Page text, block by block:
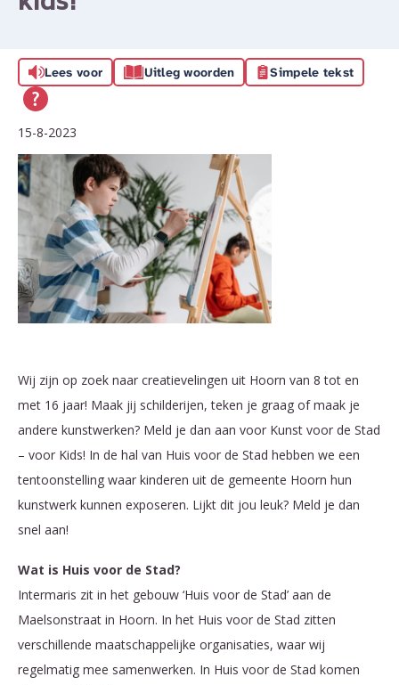
Lees voor Uitleg woorden Simpele tekst
15-8-2023
Wij zijn op zoek naar creatievelingen uit Hoorn van 8 tot en
met 16 jaar! Maak jij schilderijen, teken je graag of maak je
andere kunstwerken? Meld je dan aan voor Kunst voor de Stad
– voor Kids! In de hal van Huis voor de Stad hebben we een
tentoonstelling waar kinderen uit de gemeente Hoorn hun
kunstwerk kunnen exposeren. Lijkt dit jou leuk? Meld je dan
snel aan!
Wat is Huis voor de Stad?
Intermaris zit in het gebouw ‘Huis voor de Stad’ aan de
Maelsonstraat in Hoorn. In het Huis voor de Stad zitten
verschillende maatschappelijke organisaties, waar wij
regelmatig mee samenwerken. In Huis voor de Stad komen